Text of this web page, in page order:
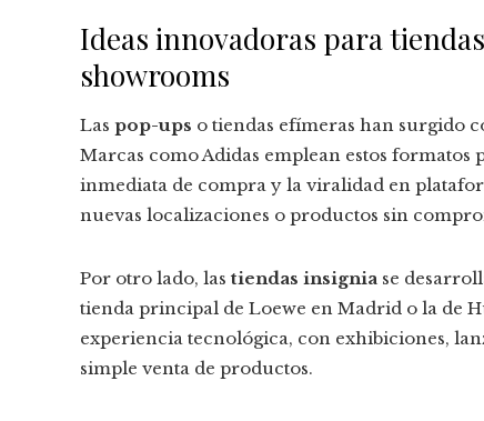
Ideas innovadoras para
showrooms
Las pop-ups o tiendas efímeras han surgido
Marcas como Adidas emplean estos
inmediata de compra y la viralidad en
nuevas localizaciones o productos sin
Por otro lado, las tiendas insignia se
tienda principal de Loewe en Madrid o la de
experiencia tecnológica, con exhibiciones,
simple venta de productos.